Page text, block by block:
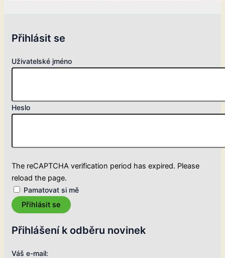
Přihlásit se
Uživatelské jméno
Heslo
The reCAPTCHA verification period has expired. Please
reload the page.
Pamatovat si mě
Přihlásit se
Přihlášení k odběru novinek
Váš e-mail: